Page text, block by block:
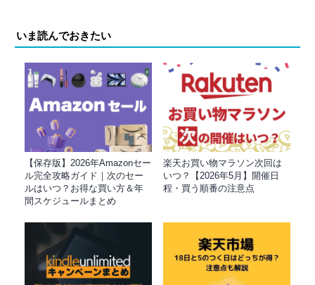
いま読んでおきたい
【保存版】2026年Amazonセー
ル完全攻略ガイド｜次のセー
ルはいつ？お得な買い方＆年
間スケジュールまとめ
楽天お買い物マラソン次回は
いつ？【2026年5月】開催日
程・買う順番の注意点